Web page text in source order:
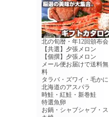
北の旬暦・年12回頒布会
【共選】夕張メロン
【個撰】夕張メロン
メール便お届けで送料無
料
タラバ・ズワイ・毛かに
北海道のアスパラ
時鮭・紅鮭・新巻鮭
特選魚卵
お鍋・シャブシャブ・ス